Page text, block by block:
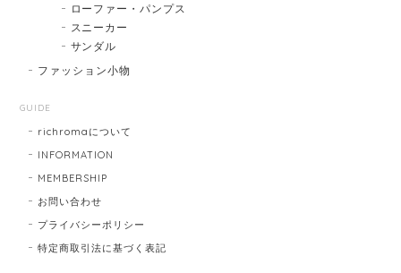
ローファー・パンプス
スニーカー
サンダル
ファッション小物
GUIDE
richromaについて
INFORMATION
MEMBERSHIP
お問い合わせ
プライバシーポリシー
特定商取引法に基づく表記